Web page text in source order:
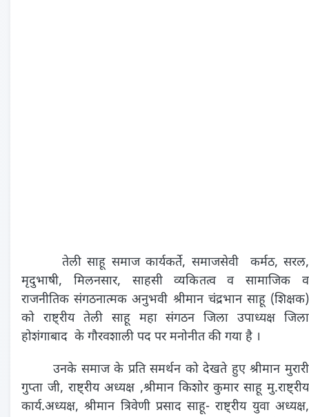
तेली साहू समाज कार्यकर्ते, समाजसेवी कर्मठ, सरल,
मृदुभाषी, मिलनसार, साहसी व्यकितत्व व सामाजिक व
राजनीतिक संगठनात्मक अनुभवी श्रीमान चंद्रभान साहू (शिक्षक)
को राष्ट्रीय तेली साहू महा संगठन जिला उपाध्यक्ष जिला
होशंगाबाद के गौरवशाली पद पर मनोनीत की गया है ।
उनके समाज के प्रति समर्थन को देखते हुए श्रीमान मुरारी
गुप्ता जी, राष्ट्रीय अध्यक्ष ,श्रीमान किशोर कुमार साहू मु.राष्ट्रीय
कार्य.अध्यक्ष, श्रीमान त्रिवेणी प्रसाद साहू- राष्ट्रीय युवा अध्यक्ष,